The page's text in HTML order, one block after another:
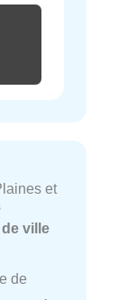
et
ville
de